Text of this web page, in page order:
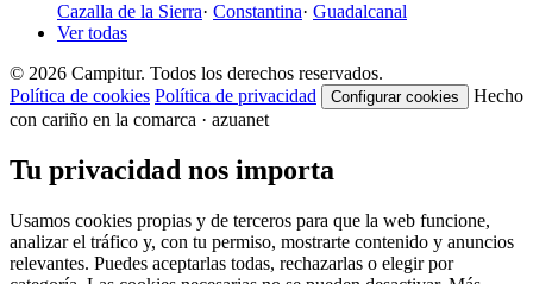
Cazalla de la Sierra· Constantina· Guadalcanal
Ver todas
© 2026 Campitur. Todos los derechos reservados.
Política de cookies Política de privacidad Configurar cookies
Hecho
con cariño en la comarca · azuanet
Tu privacidad nos importa
Usamos cookies propias y de terceros para que la web funcione,
analizar el tráfico y, con tu permiso, mostrarte contenido y anuncios
relevantes. Puedes aceptarlas todas, rechazarlas o elegir por